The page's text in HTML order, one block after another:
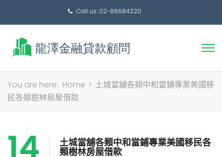
Call us: 02-86684320
You are here: Home > 土城當舖各類中和當鋪專業美國移
民各類樹林房屋借款
14 土城當舖各類中和當鋪專業美國移民各
類樹林房屋借款